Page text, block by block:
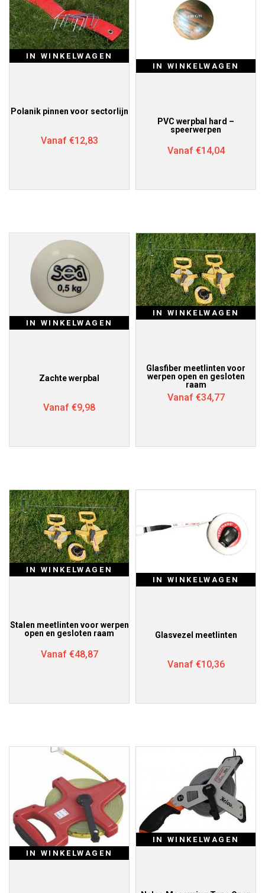
IN WINKELWAGEN
Polanik pinnen voor sectorlijn
Vanaf €12,83
IN WINKELWAGEN
PVC werpbal hard –
speerwerpen
Vanaf €14,04
IN WINKELWAGEN
Zachte werpbal
Vanaf €9,98
IN WINKELWAGEN
Glasfiber meetlinten voor
werpen open en gesloten
raam
Vanaf €34,77
IN WINKELWAGEN
Stalen meetlinten voor werpen
open en gesloten raam
Vanaf €48,87
IN WINKELWAGEN
Glasvezel meetlinten
Vanaf €10,36
IN WINKELWAGEN
IN WINKELWAGEN